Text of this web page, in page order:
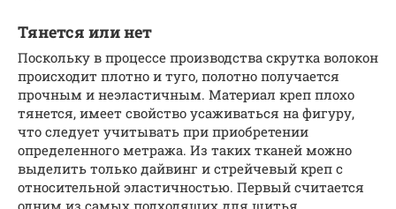
Тянется или нет
Поскольку в процессе производства скрутка волокон
происходит плотно и туго, полотно получается
прочным и неэластичным. Материал креп плохо
тянется, имеет свойство усаживаться на фигуру,
что следует учитывать при приобретении
определенного метража. Из таких тканей можно
выделить только дайвинг и стрейчевый креп с
относительной эластичностью. Первый считается
одним из самых подходящих для шитья